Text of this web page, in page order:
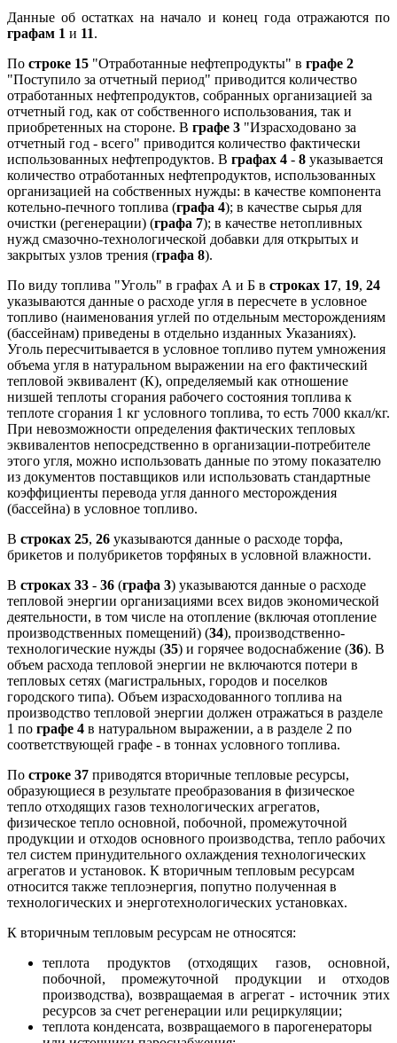
Данные об остатках на начало и конец года отражаются по
графам 1 и 11.
По строке 15 "Отработанные нефтепродукты" в графе 2
"Поступило за отчетный период" приводится количество
отработанных нефтепродуктов, собранных организацией за
отчетный год, как от собственного использования, так и
приобретенных на стороне. В графе 3 "Израсходовано за
отчетный год - всего" приводится количество фактически
использованных нефтепродуктов. В графах 4 - 8 указывается
количество отработанных нефтепродуктов, использованных
организацией на собственных нужды: в качестве компонента
котельно-печного топлива (графа 4); в качестве сырья для
очистки (регенерации) (графа 7); в качестве нетопливных
нужд смазочно-технологической добавки для открытых и
закрытых узлов трения (графа 8).
По виду топлива "Уголь" в графах А и Б в строках 17, 19, 24
указываются данные о расходе угля в пересчете в условное
топливо (наименования углей по отдельным месторождениям
(бассейнам) приведены в отдельно изданных Указаниях).
Уголь пересчитывается в условное топливо путем умножения
объема угля в натуральном выражении на его фактический
тепловой эквивалент (К), определяемый как отношение
низшей теплоты сгорания рабочего состояния топлива к
теплоте сгорания 1 кг условного топлива, то есть 7000 ккал/кг.
При невозможности определения фактических тепловых
эквивалентов непосредственно в организации-потребителе
этого угля, можно использовать данные по этому показателю
из документов поставщиков или использовать стандартные
коэффициенты перевода угля данного месторождения
(бассейна) в условное топливо.
В строках 25, 26 указываются данные о расходе торфа,
брикетов и полубрикетов торфяных в условной влажности.
В строках 33 - 36 (графа 3) указываются данные о расходе
тепловой энергии организациями всех видов экономической
деятельности, в том числе на отопление (включая отопление
производственных помещений) (34), производственно-
технологические нужды (35) и горячее водоснабжение (36). В
объем расхода тепловой энергии не включаются потери в
тепловых сетях (магистральных, городов и поселков
городского типа). Объем израсходованного топлива на
производство тепловой энергии должен отражаться в разделе
1 по графе 4 в натуральном выражении, а в разделе 2 по
соответствующей графе - в тоннах условного топлива.
По строке 37 приводятся вторичные тепловые ресурсы,
образующиеся в результате преобразования в физическое
тепло отходящих газов технологических агрегатов,
физическое тепло основной, побочной, промежуточной
продукции и отходов основного производства, тепло рабочих
тел систем принудительного охлаждения технологических
агрегатов и установок. К вторичным тепловым ресурсам
относится также теплоэнергия, попутно полученная в
технологических и энерготехнологических установках.
К вторичным тепловым ресурсам не относятся:
теплота продуктов (отходящих газов, основной,
побочной, промежуточной продукции и отходов
производства), возвращаемая в агрегат - источник этих
ресурсов за счет регенерации или рециркуляции;
теплота конденсата, возвращаемого в парогенераторы